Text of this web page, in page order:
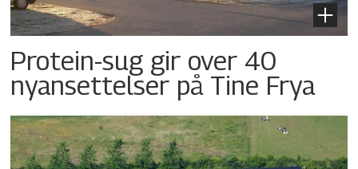
Protein-sug gir over 40
nyansettelser på Tine Frya